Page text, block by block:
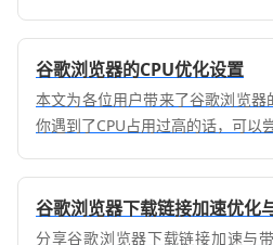
谷歌浏览器的CPU优化设置
本文为各位用户带来了谷歌浏览器
你遇到了CPU占用过高的话，可以
谷歌浏览器下载链接加速优化
分享谷歌浏览器下载链接加速与